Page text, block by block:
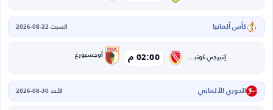
كأس ألمانيا السبت 22-08-2026
إنيرجي كوتبوس 02:00 م أوجسبورغ
الدوري الألماني الأحد 30-08-2026